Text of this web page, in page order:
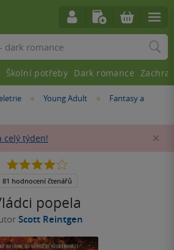
»
Young Adult »Fantasy a
celý týden!
popela
Scott Reintgen
4.0
5
81 hodnocení čtenářů
Školní potřeby Dark romance